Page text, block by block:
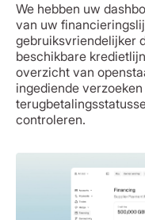
We hebben uw
van uw
gebruiksvriendelijker
beschikbare
overzicht van
ingediende
controleren.